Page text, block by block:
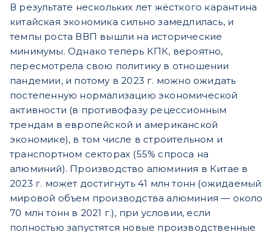
В результате нескольких лет жёсткого карантина
китайская экономика сильно замедлилась, и
темпы роста ВВП вышли на исторические
минимумы. Однако теперь КПК, вероятно,
пересмотрела свою политику в отношении
пандемии, и потому в 2023 г. можно ожидать
постепенную нормализацию экономической
активности (в противофазу рецессионным
трендам в европейской и американской
экономике), в том числе в строительном и
транспортном секторах (55% спроса на
алюминий). Производство алюминия в Китае в
2023 г. может достигнуть 41 млн тонн (ожидаемый
мировой объем производства алюминия — около
70 млн тонн в 2021 г.), при условии, если
полностью запустятся новые производственные